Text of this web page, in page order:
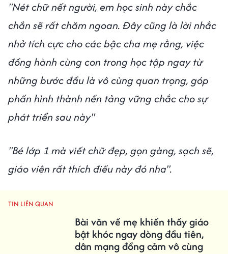
"Nét chữ nết người, em học sinh này chắc
chắn sẽ rất chăm ngoan. Đây cũng là lời nhắc
nhở tích cực cho các bậc cha mẹ rằng, việc
đồng hành cùng con trong học tập ngay từ
những bước đầu là vô cùng quan trọng, góp
phần hình thành nền tảng vững chắc cho sự
phát triển sau này"
"Bé lớp 1 mà viết chữ đẹp, gọn gàng, sạch sẽ,
giáo viên rất thích điều này đó nha".
TIN LIÊN QUAN
Bài văn về mẹ khiến thầy giáo
bật khóc ngay dòng đầu tiên,
dân mạng đồng cảm vô cùng